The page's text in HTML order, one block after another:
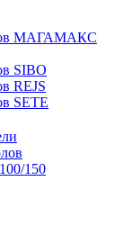
МАГАМАКС
SIBO
REJS
SETE
150